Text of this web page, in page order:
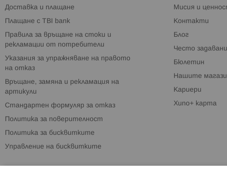
Доставка и плащане
Плащане с TBI bank
Правила за връщане на стоки и
рекламации от потребители
Указания за упражняване на правото
на отказ
Връщане, замяна и рекламация на
артикули
Стандартен формуляр за отказ
Политика за поверителност
Политика за бисквитките
Управление на бисквитките
Мисия и
Контакти
Блог
Често
Бюлетин
Нашите
Кариери
Хипо+ карта